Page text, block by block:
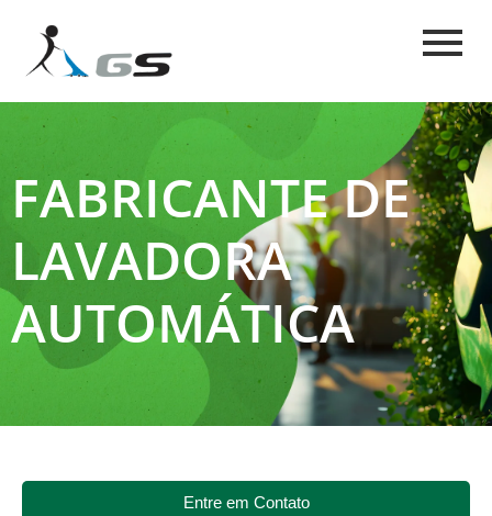
FABRICANTE DE
LAVADORA
AUTOMÁTICA
Entre em Contato